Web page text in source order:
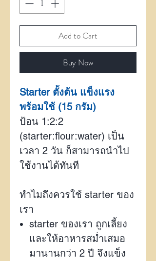
Add to Cart
Buy Now
Starter ตั้งต้น แข็งแรง
พร้อมใช้ (15 กรัม)
ป้อน 1:2:2
(starter:flour:water) เป็น
เวลา 2 วัน ก็สามารถนำไป
ใช้งานได้ทันที
ทำไมถึงควรใช้ starter ของ
เรา
starter ของเรา ถูกเลี้ยง
และให้อาหารสม่ำเสมอ
มานานกว่า 2 ปี จึงแข็ง